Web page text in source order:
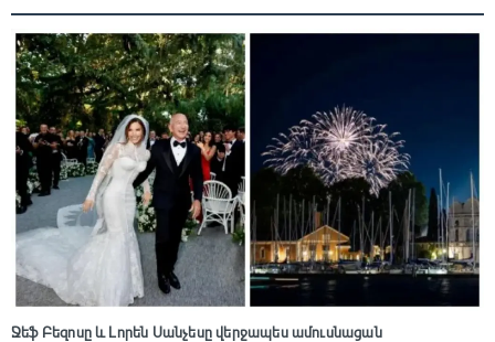
Ջեֆ Բեզոսը և Լորեն Սանչեսը վերջապես ամուսնացան